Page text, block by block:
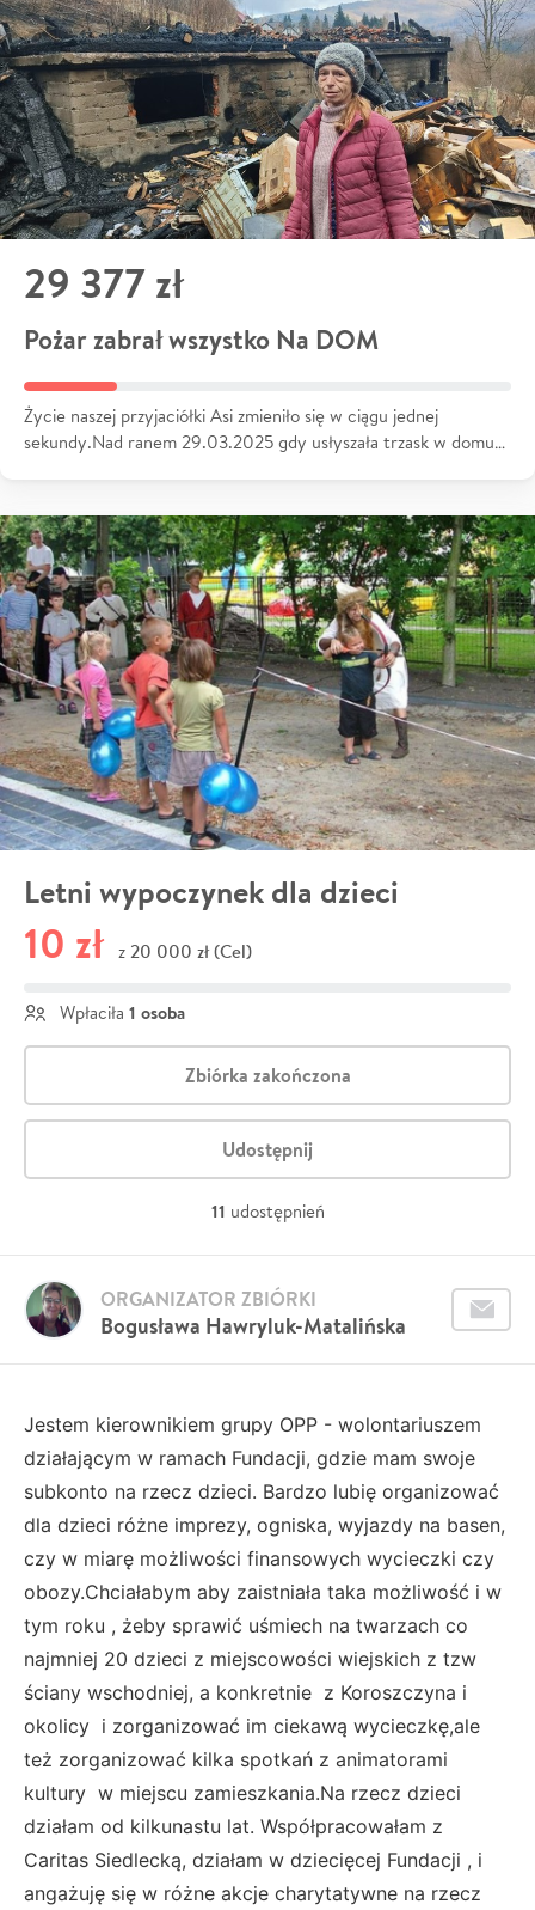
29 377 zł
Pożar zabrał wszystko Na DOM
Życie naszej przyjaciółki Asi zmieniło się w ciągu jednej
sekundy.Nad ranem 29.03.2025 gdy usłyszała trzask w domu…
Letni wypoczynek dla dzieci
10 zł z 20 000 zł (Cel)
Wpłaciła 1 osoba
Zbiórka zakończona
Udostępnij
11 udostępnień
Bogusława Hawryluk-Matalińska
ORGANIZATOR ZBIÓRKI
Jestem kierownikiem grupy OPP - wolontariuszem
działającym w ramach Fundacji, gdzie mam swoje
subkonto na rzecz dzieci. Bardzo lubię organizować
dla dzieci różne imprezy, ogniska, wyjazdy na basen,
czy w miarę możliwości finansowych wycieczki czy
obozy.Chciałabym aby zaistniała taka możliwość i w
tym roku , żeby sprawić uśmiech na twarzach co
najmniej 20 dzieci z miejscowości wiejskich z tzw
ściany wschodniej, a konkretnie z Koroszczyna i
okolicy i zorganizować im ciekawą wycieczkę,ale
też zorganizować kilka spotkań z animatorami
kultury w miejscu zamieszkania.Na rzecz dzieci
działam od kilkunastu lat. Współpracowałam z
Caritas Siedlecką, działam w dziecięcej Fundacji , i
angażuję się w różne akcje charytatywne na rzecz